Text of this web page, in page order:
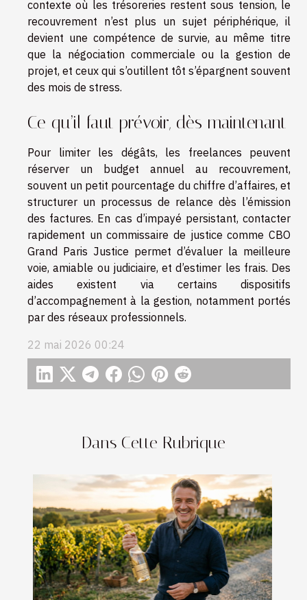
Dans Cette Rubrique
contexte où les trésoreries restent sous tension, le
recouvrement n’est plus un sujet périphérique, il
devient une compétence de survie, au même titre
que la négociation commerciale ou la gestion de
projet, et ceux qui s’outillent tôt s’épargnent souvent
des mois de stress.
Ce qu’il faut prévoir, dès maintenant
Pour limiter les dégâts, les freelances peuvent
réserver un budget annuel au recouvrement,
souvent un petit pourcentage du chiffre d’affaires, et
structurer un processus de relance dès l’émission
des factures. En cas d’impayé persistant, contacter
rapidement un commissaire de justice comme CBO
Grand Paris Justice permet d’évaluer la meilleure
voie, amiable ou judiciaire, et d’estimer les frais. Des
aides existent via certains dispositifs
d’accompagnement à la gestion, notamment portés
par des réseaux professionnels.
22 mai 2026 00:24